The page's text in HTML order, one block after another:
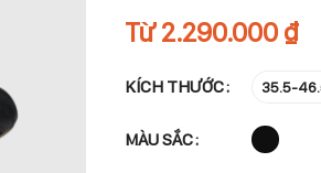
Từ2.290.000 ₫
KÍCH THƯỚC 35.5-
MÀU SẮC